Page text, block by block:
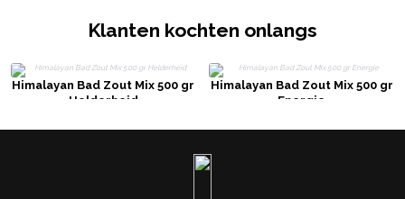
Klanten kochten onlangs
Himalayan Bad Zout Mix 500 gr
Helderheid
Himalayan Bad Zout Mix 500 gr
Energie